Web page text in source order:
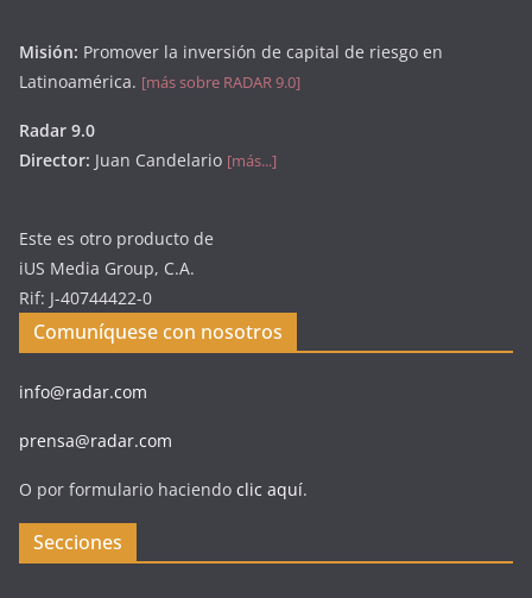
Misión: Promover la inversión de capital de riesgo en
Latinoamérica. [más sobre RADAR 9.0]
Radar 9.0
Director: Juan Candelario [más...]
Este es otro producto de
iUS Media Group, C.A.
Rif: J-40744422-0
Comuníquese con nosotros
info@radar.com
prensa@radar.com
O por formulario haciendo clic aquí.
Secciones